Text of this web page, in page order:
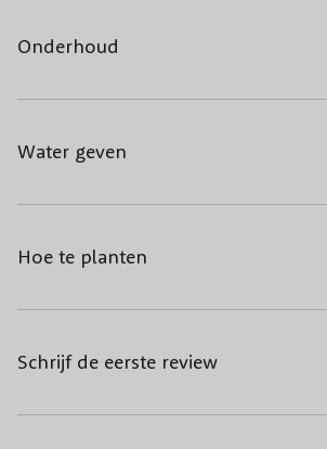
Onderhoud
Water geven
Hoe te planten
Schrijf de eerste review